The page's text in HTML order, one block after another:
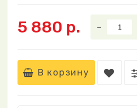
5 880 р. –
В корзину